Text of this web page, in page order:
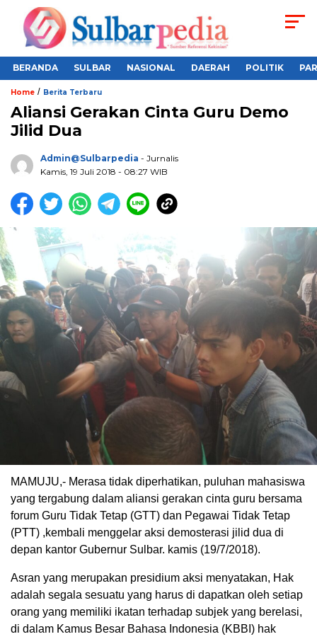
BERANDA SULBAR NASIONAL DAERAH POLITIK
Home / Berita Terbaru
Aliansi Gerakan Cinta Guru Demo
Jilid Dua
Admin@sulbarpedia - Jurnalis
Kamis, 19 Juli 2018 - 08:27 WIB
MAMUJU,- Merasa tidak diperhatikan, puluhan mahasiswa
yang tergabung dalam aliansi gerakan cinta guru bersama
forum Guru Tidak Tetap (GTT) dan Pegawai Tidak Tetap
(PTT) ,kembali menggelar aksi demosterasi jilid dua di
depan kantor Gubernur Sulbar. kamis (19/7/2018).
Asran yang merupakan presidium aksi menyatakan, Hak
adalah segala sesuatu yang harus di dapatkan oleh setiap
orang yang memiliki ikatan terhadap subjek yang berelasi,
di dalam Kamus Besar Bahasa Indonesia (KBBI) hak